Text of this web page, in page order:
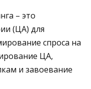
– это
(ЦА) для
спроса на
ЦА,
и завоевание